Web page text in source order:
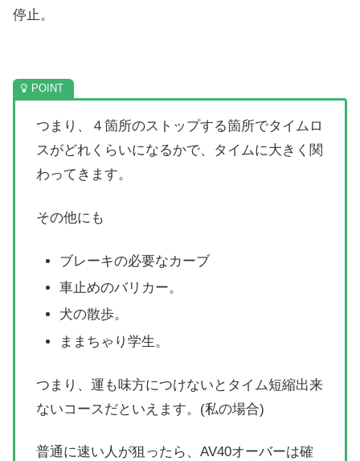
停止。
つまり、４箇所のストップする箇所でタイムロ
スがどれくらいになるかで、タイムに大きく関
わってきます。
その他にも
ブレーキの必要なカーブ
車止めのバリカー。
犬の散歩。
ままちゃり学生。
つまり、運も味方につけないとタイム短縮出来
ないコースだといえます。(私の場合)
普通に速い人が狙ったら、AV40オーバーは確